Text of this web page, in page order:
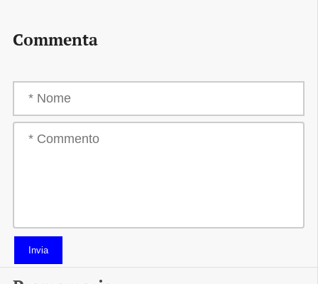
Commenta
Invia